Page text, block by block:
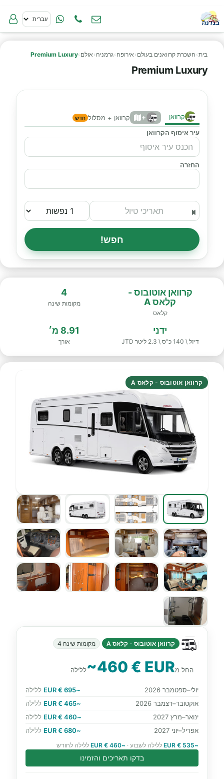
בית› השכרת קרוואנים בעולם › אירופה ›גרמניה › אולם ›
Premium Luxury
Premium Luxury
קרוואן + קרוואן + מסלול חדש
עיר איסוף הקרוואן
החזרה
חפש!
קרוואן אוטובוס -
קלאס A
קלאס
4
מקומות שינה
ידני
דיזל \ 140 כ"ס \ 2.3 ליטר JTD
8.91 מ׳
אורך
קרוואן אוטובוס - קלאס A
קרוואן אוטובוס - קלאס A מקומות שינה 4
החל מ~460 € EURללילה
יולי–ספטמבר 2026 ~695 € EUR
ללילה
אוקטובר–דצמבר 2026
~465 € EUR
ללילה
ינואר–מרץ 2027
~460 € EUR
ללילה
אפריל–יוני 2027
~680 € EUR ללילה
~535 € EUR ללילה לשבוע · ~460 € EUR ללילה לחודש
בדקו תאריכים והזמינו